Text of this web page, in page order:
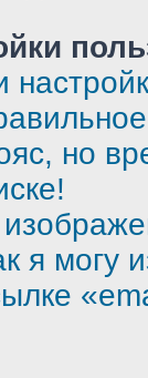
но
я могу